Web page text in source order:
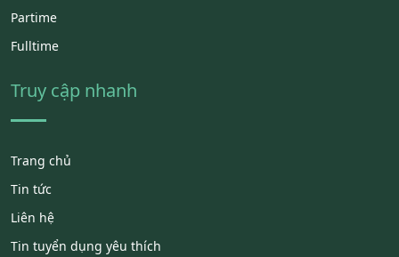
Partime
Fulltime
Truy cập nhanh
Trang chủ
Tin tức
Liên hệ
Tin tuyển dụng yêu thích